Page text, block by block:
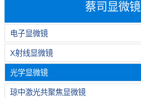
蔡司显微镜
电子显微镜
X射线显微镜
光学显微镜
琼中激光共聚焦显微镜